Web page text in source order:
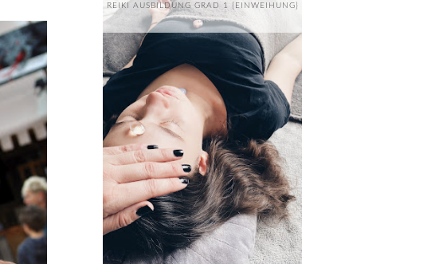
REIKI AUSBILDUNG GRAD 1 {EINWEIHUNG}
....